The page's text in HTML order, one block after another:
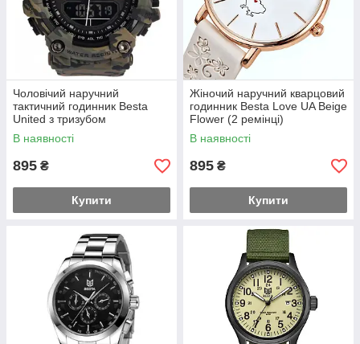
Чоловічий наручний
тактичний годинник Besta
United з тризубом
(Камуфляж)
В наявності
895 ₴
Купити
Жіночий наручний кварцовий
годинник Besta Love UA Beige
Flower (2 ремінці)
В наявності
895 ₴
Купити